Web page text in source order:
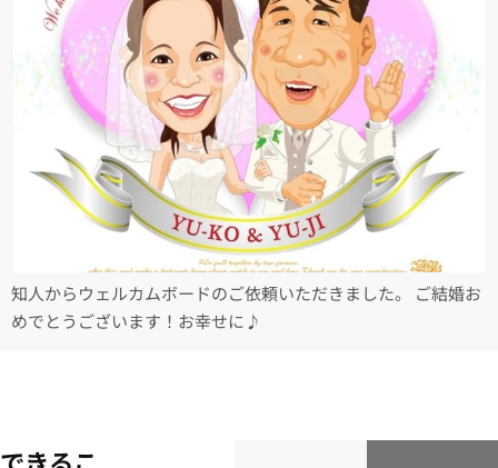
知人からウェルカムボードのご依頼いただきました。 ご結婚お
めでとうございます！お幸せに♪